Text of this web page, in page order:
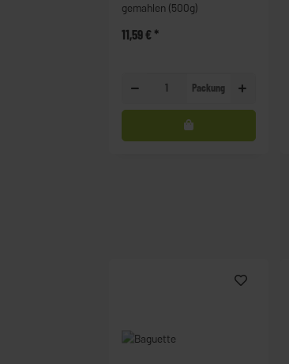
gemahlen (500g)
11,59 €*
Packung